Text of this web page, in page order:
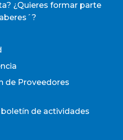
¿Quieres formar parte
de Proveedores
de actividades